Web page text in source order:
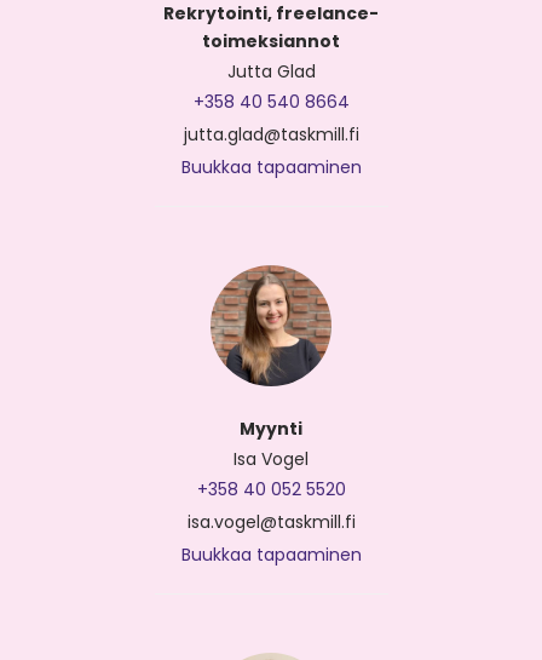
Rekrytointi, freelance-
toimeksiannot
Jutta Glad
+358 40 540 8664
jutta.glad@taskmill.fi
Buukkaa tapaaminen
Myynti
Isa Vogel
+358 40 052 5520
isa.vogel@taskmill.fi
Buukkaa tapaaminen